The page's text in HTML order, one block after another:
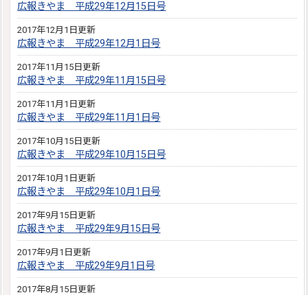
広報きやま 平成29年12月15日号
2017年12月1日更新
広報きやま 平成29年12月1日号
2017年11月15日更新
広報きやま 平成29年11月15日号
2017年11月1日更新
広報きやま 平成29年11月1日号
2017年10月15日更新
広報きやま 平成29年10月15日号
2017年10月1日更新
広報きやま 平成29年10月1日号
2017年9月15日更新
広報きやま 平成29年9月15日号
2017年9月1日更新
広報きやま 平成29年9月1日号
2017年8月15日更新